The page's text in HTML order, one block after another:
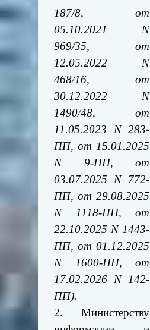
187/8, от
05.10.2021 N
969/35, от
12.05.2022 N
468/16, от
30.12.2022 N
1490/48, от
11.05.2023 N 283-
ПП, от 15.01.2025
N 9-ПП, от
03.07.2025 N 772-
ПП, от 29.08.2025
N 1118-ПП, от
22.10.2025 N 1443-
ПП, от 01.12.2025
N 1600-ПП, от
17.02.2026 N 142-
ПП).
2. Министерству